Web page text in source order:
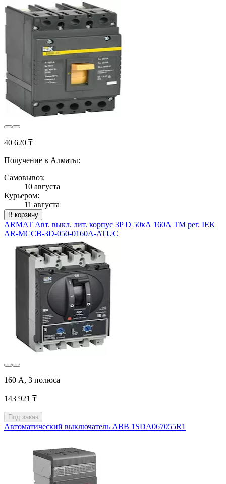
40 620 ₸
Получение в Алматы:
Самовывоз:
10 августа
Курьером:
11 августа
В корзину
ARMAT Авт. выкл. лит. корпус 3P D 50кА 160А ТМ рег. IEK
AR-MCCB-3D-050-0160A-ATUC
160 А, 3 полюса
143 921 ₸
Под заказ
Автоматический выключатель ABB 1SDA067055R1